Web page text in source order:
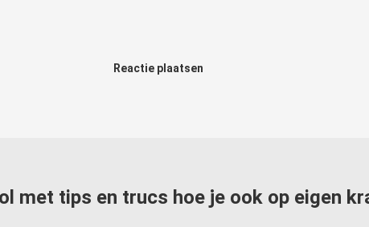
Reactie plaatsen
met tips en trucs hoe je ook op eigen